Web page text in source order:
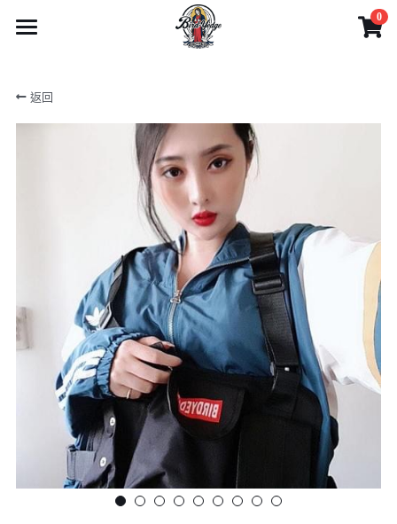
0
商品
所有商品分類
電動滑板車系列
電動腳踏車系列
電動滑板系列
1迷你型滑板系列
2攜帶型滑板系列
3玩家級滑板系列
4專家級滑板系列
5越野胎滑板系列
6可拆卸-出國需求無限擴充
配件系列
電動工具
刷卡分期
實體店面服務
產品購買注意事項
網路客服
藝人網紅推薦
藝人推薦
網友推薦
Facebook
搜索
LINE
返回
×
商品分類
1迷你型滑板系列
2攜帶型滑板系列
3玩家級滑板系列
4專家級滑板系列
6可拆卸-出國需求無限擴充
5越野胎滑板系列
7技術板與長板-無動力
電動滑板車系列
電動腳踏車系列
配件系列